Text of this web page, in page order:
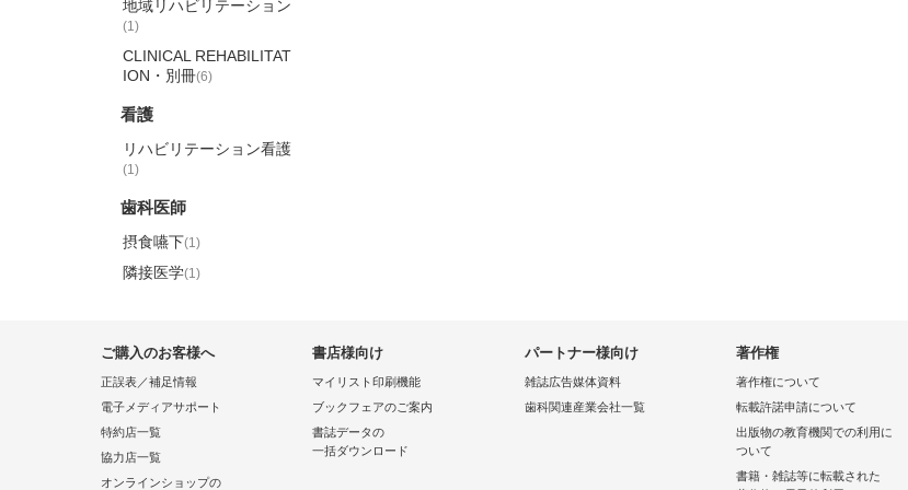
地域リハビリテーション
(1)
CLINICAL REHABILITAT
ION・別冊(6)
看護
リハビリテーション看護
(1)
歯科医師
摂食嚥下(1)
隣接医学(1)
ご購入のお客様へ
正誤表／補足情報
電子メディアサポート
特約店一覧
協力店一覧
オンラインショップの
書店様向け
マイリスト印刷機能
ブックフェアのご案内
書誌データの
一括ダウンロード
パートナー様向け
雑誌広告媒体資料
歯科関連産業会社一覧
著作権
著作権について
転載許諾申請について
出版物の教育機関での利用に
ついて
書籍・雑誌等に転載された